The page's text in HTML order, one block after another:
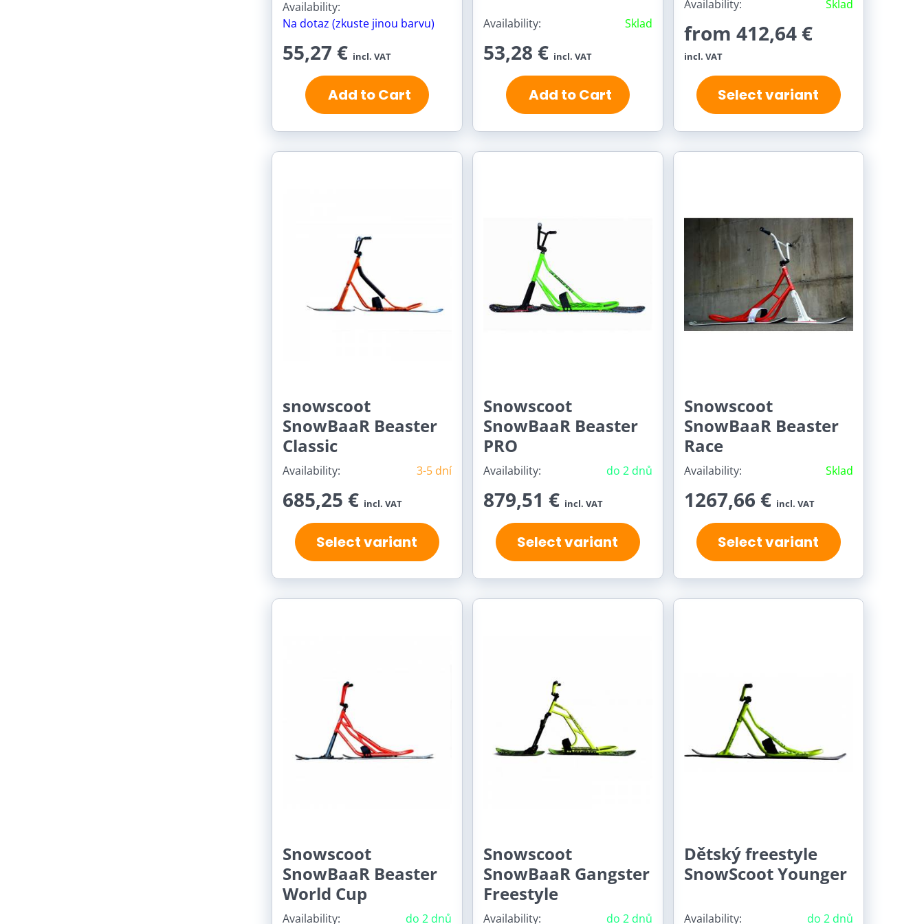
Availability:
Na dotaz (zkuste jinou barvu)
55,27 € incl. VAT
Add to Cart
Availability: Sklad
53,28 € incl. VAT
Add to Cart
Availability: Sklad
from 412,64 €
incl. VAT
Select variant
snowscoot
SnowBaaR Beaster
Classic
Availability: 3-5 dní
685,25 € incl. VAT
Select variant
Snowscoot
SnowBaaR Beaster
PRO
Availability: do 2 dnů
879,51 € incl. VAT
Select variant
Snowscoot
SnowBaaR Beaster
Race
Availability: Sklad
1267,66 € incl. VAT
Select variant
Snowscoot
SnowBaaR Beaster
World Cup
Availability: do 2 dnů
Snowscoot
SnowBaaR Gangster
Freestyle
Availability: do 2 dnů
Dětský freestyle
SnowScoot Younger
Availability: do 2 dnů